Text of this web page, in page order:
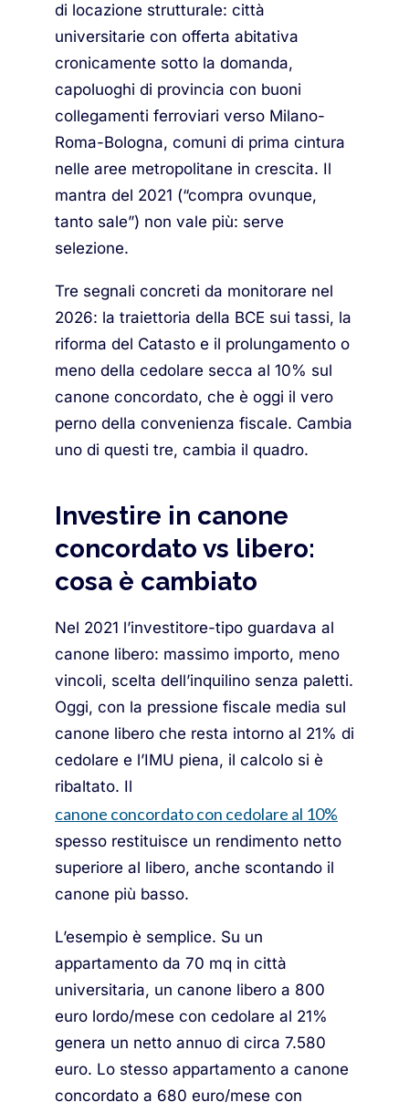
di locazione strutturale: città
universitarie con offerta abitativa
cronicamente sotto la domanda,
capoluoghi di provincia con buoni
collegamenti ferroviari verso Milano-
Roma-Bologna, comuni di prima cintura
nelle aree metropolitane in crescita. Il
mantra del 2021 (“compra ovunque,
tanto sale”) non vale più: serve
selezione.
Tre segnali concreti da monitorare nel
2026: la traiettoria della BCE sui tassi, la
riforma del Catasto e il prolungamento o
meno della cedolare secca al 10% sul
canone concordato, che è oggi il vero
perno della convenienza fiscale. Cambia
uno di questi tre, cambia il quadro.
Investire in canone
concordato vs libero:
cosa è cambiato
Nel 2021 l’investitore-tipo guardava al
canone libero: massimo importo, meno
vincoli, scelta dell’inquilino senza paletti.
Oggi, con la pressione fiscale media sul
canone libero che resta intorno al 21% di
cedolare e l’IMU piena, il calcolo si è
ribaltato. Il
canone concordato con cedolare al 10%
spesso restituisce un rendimento netto
superiore al libero, anche scontando il
canone più basso.
L’esempio è semplice. Su un
appartamento da 70 mq in città
universitaria, un canone libero a 800
euro lordo/mese con cedolare al 21%
genera un netto annuo di circa 7.580
euro. Lo stesso appartamento a canone
concordato a 680 euro/mese con